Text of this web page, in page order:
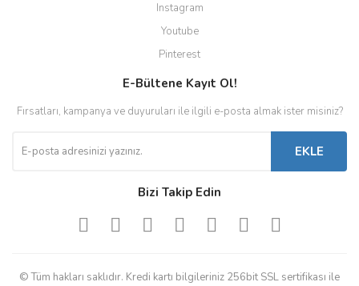
Instagram
Youtube
Pinterest
E-Bültene Kayıt Ol!
Fırsatları, kampanya ve duyuruları ile ilgili e-posta almak ister misiniz?
EKLE
Bizi Takip Edin
© Tüm hakları saklıdır. Kredi kartı bilgileriniz 256bit SSL sertifikası ile